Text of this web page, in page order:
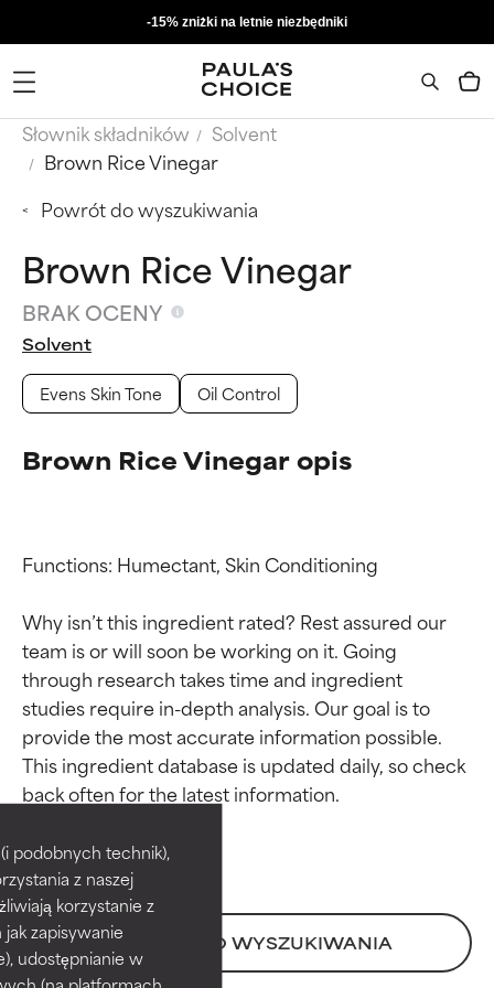
podobnych technik),
z naszej
korzystanie z
zapisywanie
udostępnianie w
-15% zniżki na letnie niezbędniki
Słownik składników
Solvent
Brown Rice Vinegar
Powrót do wyszukiwania
Brown Rice Vinegar
BRAK OCENY
Solvent
Evens Skin Tone
Oil Control
Brown Rice Vinegar opis
Functions: Humectant, Skin Conditioning
Why isn’t this ingredient rated? Rest assured our
team is or will soon be working on it. Going
through research takes time and ingredient
studies require in-depth analysis. Our goal is to
provide the most accurate information possible.
This ingredient database is updated daily, so check
POWRÓT DO WYSZUKIWANIA
Oceny składników
BEST
Udowodnione i potwierdzone
przez niezależne badania.
odpowiedni dla większości
typów skóry i problemów
Oceny składników
BEST
Udowodnione i potwierdzone
przez niezależne badania.
odpowiedni dla większości
typów skóry i problemów